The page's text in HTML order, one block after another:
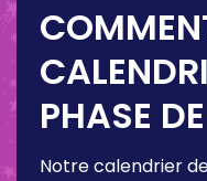
PHASE
Notre calendrier